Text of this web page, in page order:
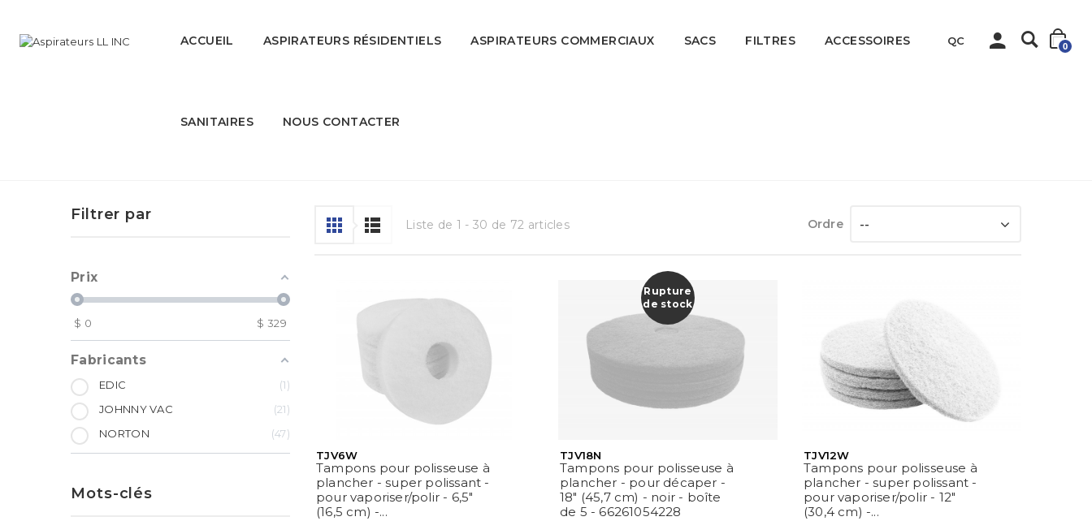
QC 0
ACCUEIL ASPIRATEURS RÉSIDENTIELS ASPIRATEURS COMMERCIAUX SACS FILTRES ACCESSOIRES
SANITAIRES NOUS CONTACTER
Tampons pour plancher
Filtrer par
Prix
$ 0 $329
Fabricants
EDIC
1
JOHNNY VAC
21
NORTON
47
Mots-clés
Ordre --
Liste de 1 - 30 de 72 articles
TJV6W
Tampons pour polisseuse à
plancher - super polissant -
pour vaporiser/polir - 6,5"
(16,5 cm) -...
Rupture
de stock
TJV18N
Tampons pour polisseuse à
plancher - pour décaper -
18" (45,7 cm) - noir - boîte
de 5 - 66261054228
TJV12W
Tampons pour polisseuse à
plancher - super polissant -
pour vaporiser/polir - 12"
(30,4 cm) -...